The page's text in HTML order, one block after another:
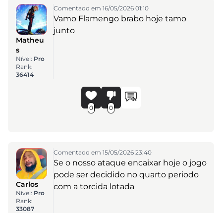
Matheu
s
Nível: Pro
Rank:
36414
Comentado em 16/05/2026 01:10
Vamo Flamengo brabo hoje tamo
junto
0 0
Carlos
Nível: Pro
Rank:
33087
Comentado em 15/05/2026 23:40
Se o nosso ataque encaixar hoje o jogo
pode ser decidido no quarto periodo
com a torcida lotada